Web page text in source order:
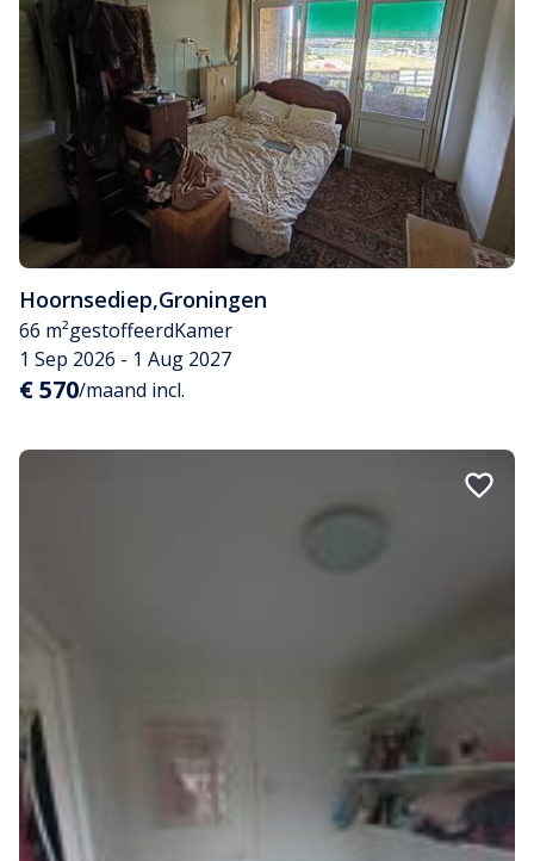
Hoornsediep,Groningen
66 m²gestoffeerdKamer
1 Sep 2026 - 1 Aug 2027
€ 570/maand incl.